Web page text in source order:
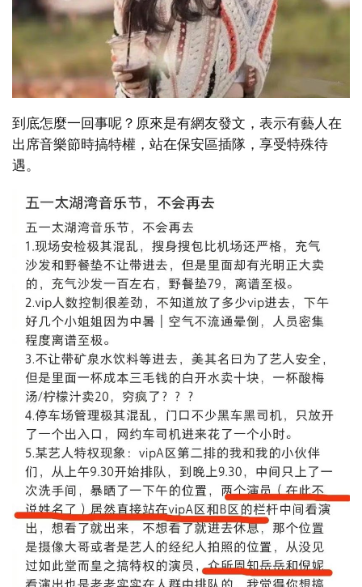
到底怎麼一回事呢？原來是有網友發文，表示有藝人在
出席音樂節時搞特權，站在保安區插隊，享受特殊待
遇。